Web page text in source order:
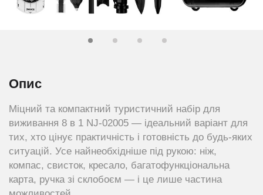
Опис
Міцний та компактний туристичний набір для
виживання 8 в 1 NJ-02005 — ідеальний варіант для
тих, хто цінує практичність і готовність до будь-яких
ситуацій. Усе найнеобхідніше під рукою: ніж,
компас, свисток, кресало, багатофункціональна
карта, ручка зі склобоєм — і це лише частина